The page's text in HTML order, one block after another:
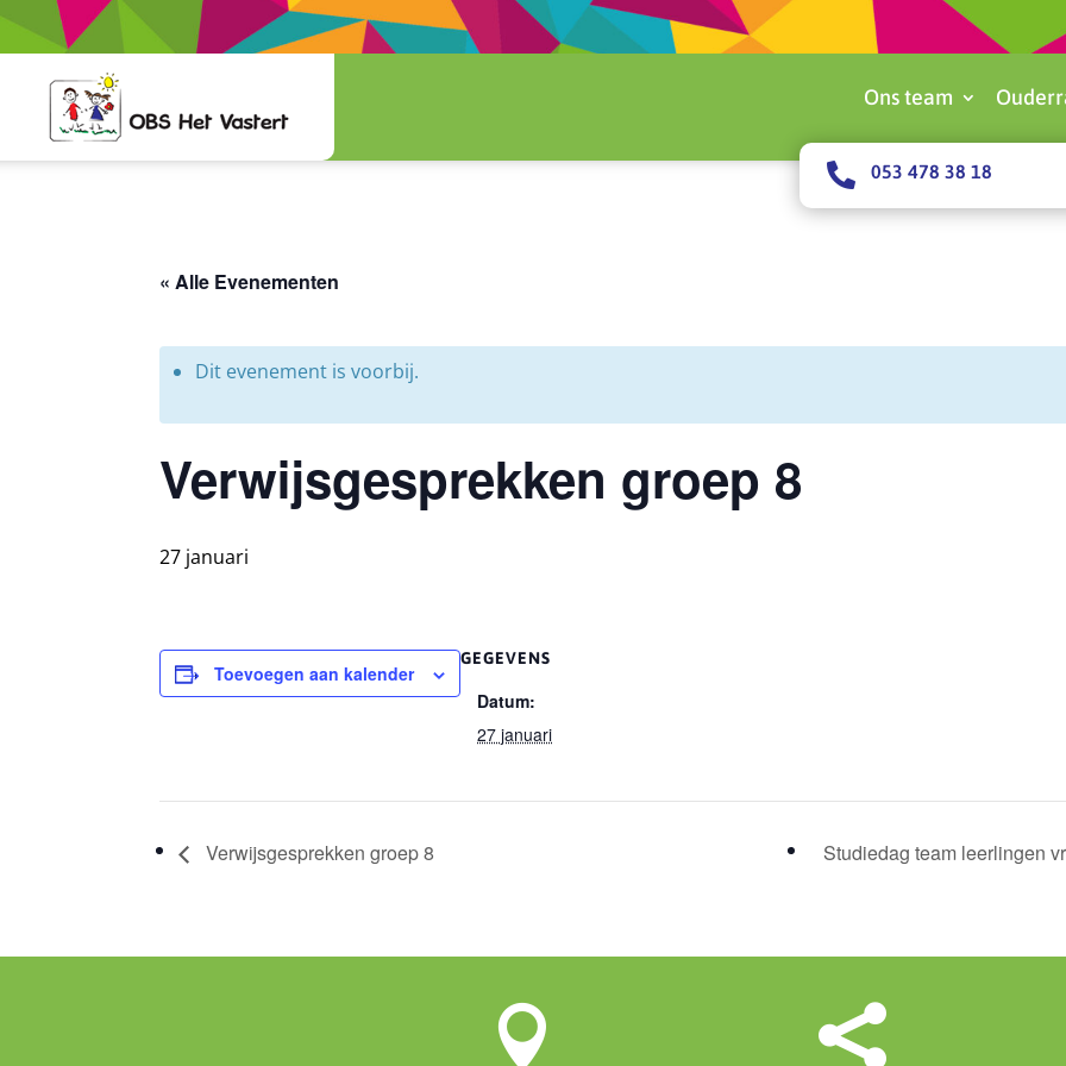
Ons team
 053 478 38 18
« Alle Evenementen
Dit evenement is voorbij.
Verwijsgesprekken groep 8
27 januari
Toevoegen aan kalender
GEGEVENS
Datum:
27 januari
Verwijsgesprekken groep 8 Studiedag team leerlingen
 